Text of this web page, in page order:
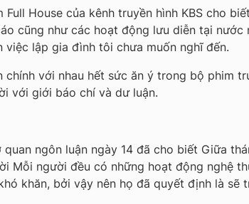
House của kênh truyền hình KBS cho
cũng như các hoạt động lưu diễn tại
lập gia đình tôi chưa muốn nghĩ đến.
với nhau hết sức ăn ý trong bộ phim
với giới báo chí và dư luận.
ngôn luận ngày 14 đã cho biết Giữa
Mỗi người đều có những hoạt động nghệ
khăn, bởi vậy nên họ đã quyết định là sẽ